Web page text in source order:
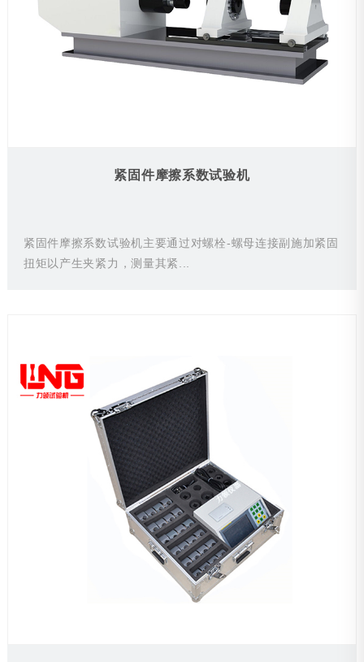
紧固件摩擦系数试验机
紧固件摩擦系数试验机主要通过对螺栓-螺母连接副施加紧固
扭矩以产生夹紧力，测量其紧...